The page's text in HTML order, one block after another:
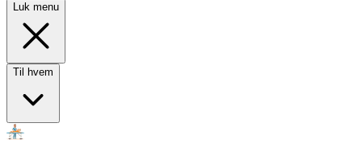
Luk menu
Til hvem